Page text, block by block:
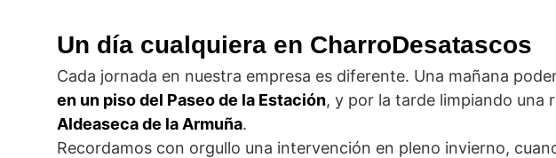
Un día cualquiera en CharroDesatascos
Cada jornada en nuestra empresa es diferente. Una mañana
en un piso del Paseo de la Estación, y por la tarde limpiando una
Aldeaseca de la Armuña.
Recordamos con orgullo una intervención en pleno invierno,